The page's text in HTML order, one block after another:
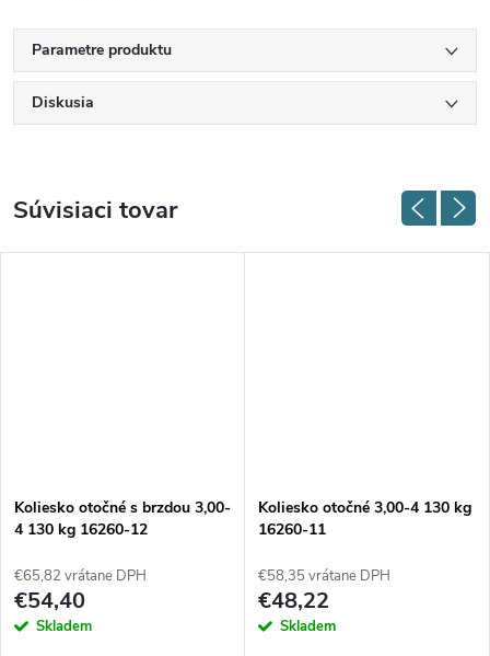
Parametre produktu
Diskusia
Súvisiaci tovar
Koliesko otočné s brzdou 3,00-
4 130 kg 16260-12
€65,82 vrátane DPH
€54,40
Skladem
Koliesko otočné 3,00-4 130 kg
16260-11
€58,35 vrátane DPH
€48,22
Skladem